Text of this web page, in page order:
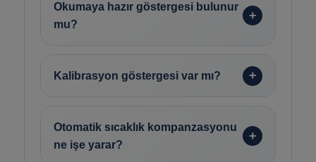
Okumaya hazır göstergesi bulunur
mu?
Kalibrasyon göstergesi var mı?
Otomatik sıcaklık kompanzasyonu
ne işe yarar?